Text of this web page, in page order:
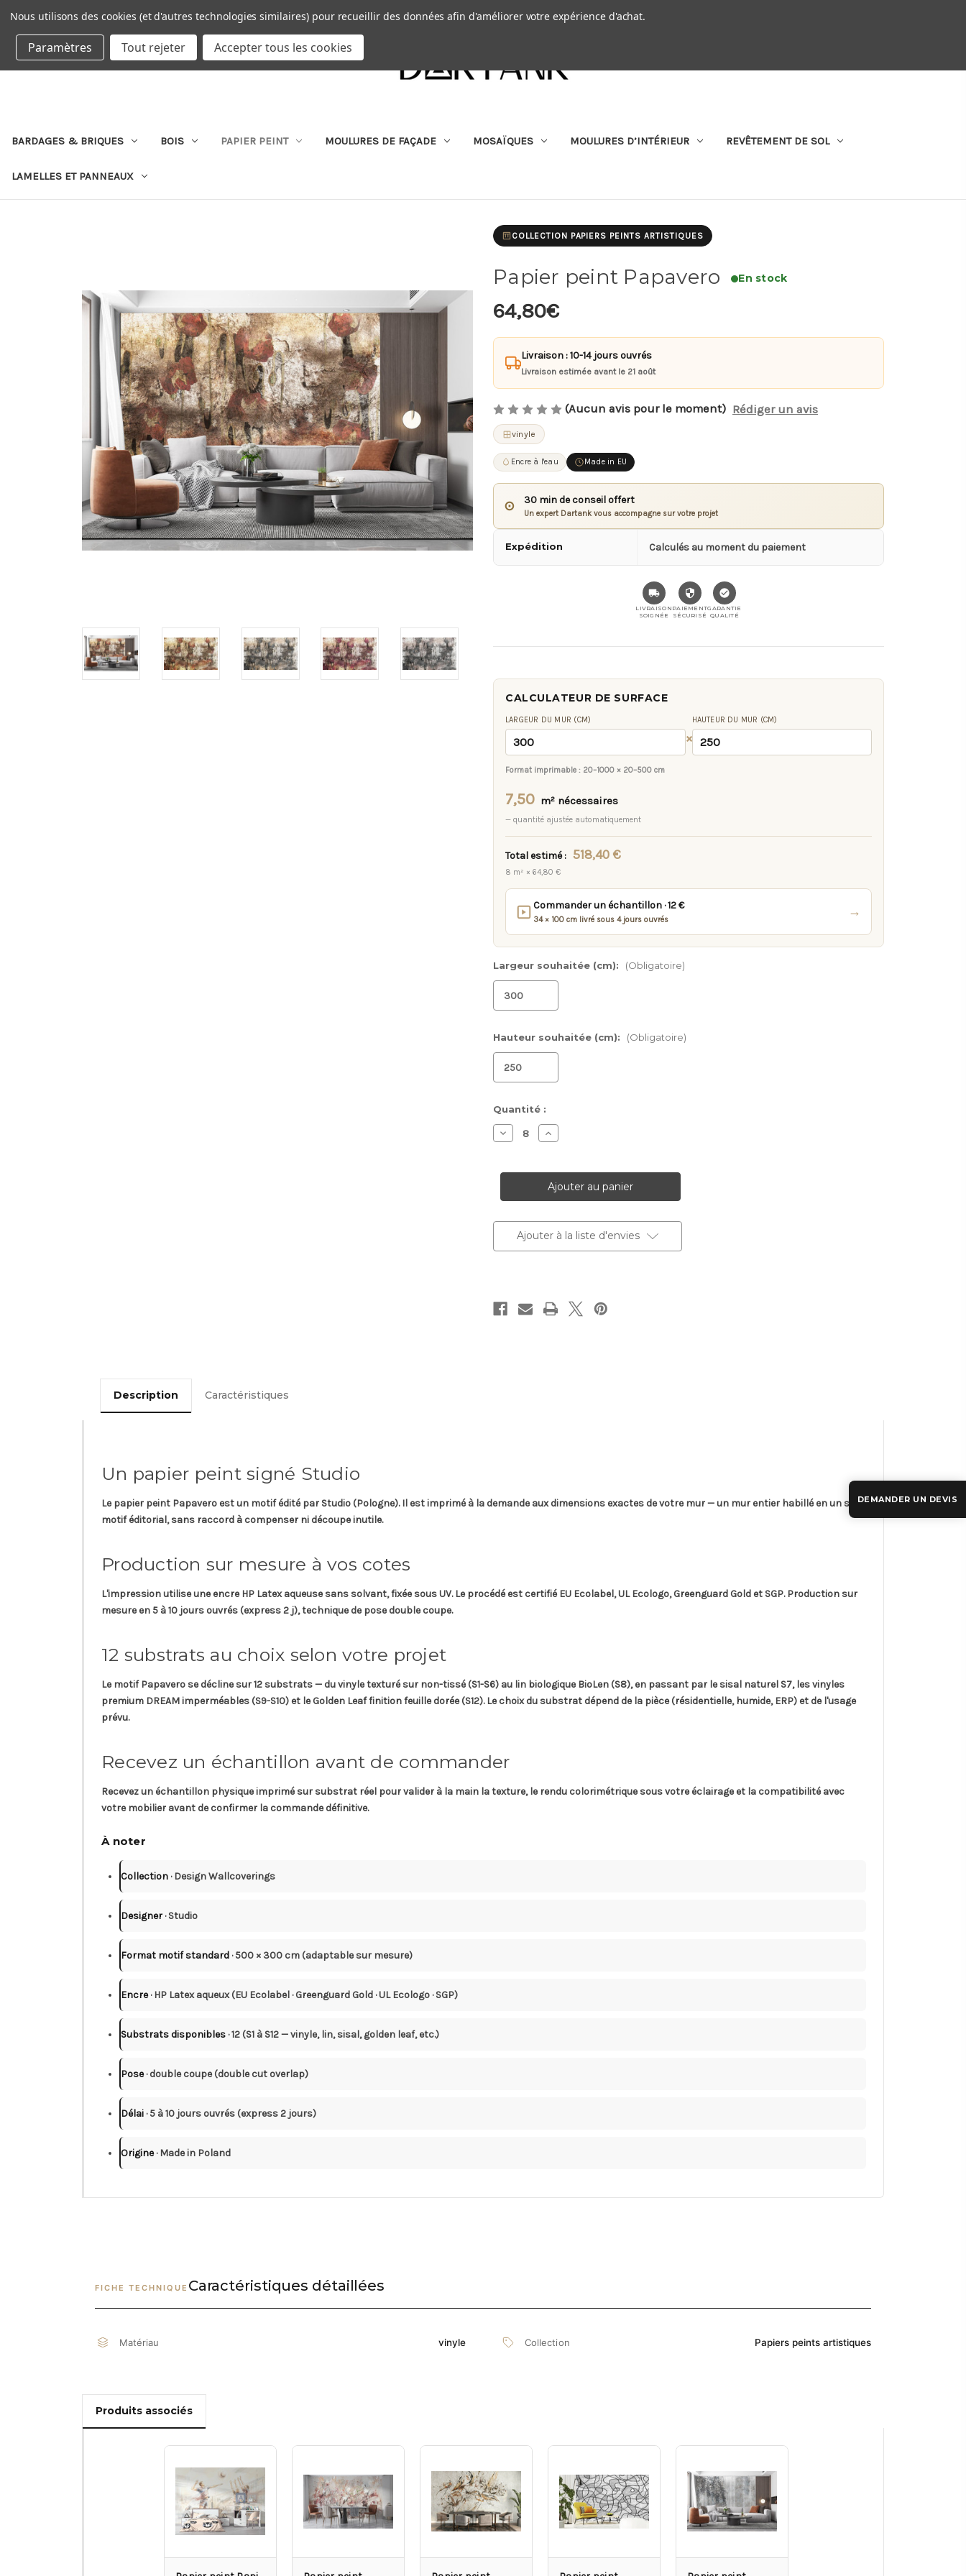
DEVISE : EUR
| RECHERCHER QUI SOMMES-NOUS
BARDAGES & BRIQUES BOIS PAPIER PEINT MOULURES DE FAÇADE MOSAÏQUES MOULURES D’INTÉRIEUR REVÊTEMENT DE SOL
LAMELLES ET PANNEAUX
COLLECTION PAPIERS PEINTS ARTISTIQUES
Papier peint Papavero En stock
64,80€
Livraison : 10-14 jours ouvrés
Livraison estimée avant le 21 août
(Aucun avis pour le moment) Rédiger un avis
vinyle
Encre à l'eau Made in EU
⊙ 30 min de conseil offert
Un expert Dartank vous accompagne sur votre projet
Expédition Calculés au moment du paiement
LIVRAISON
SOIGNÉE
PAIEMENT
SÉCURISÉ
GARANTIE
QUALITÉ
CALCULATEUR DE SURFACE
LARGEUR DU MUR (CM)
×
HAUTEUR DU MUR (CM)
Format imprimable : 20–1000 × 20–500 cm
7,50 m² nécessaires
— quantité ajustée automatiquement
Total estimé : 518,40 €
8 m² × 64,80 €
Commander un échantillon · 12 €
34 × 100 cm livré sous 4 jours ouvrés
→
Largeur souhaitée (cm): (Obligatoire)
Hauteur souhaitée (cm): (Obligatoire)
Stock
actuel :
Quantité :
Diminuer
la
Papier
Augmenter
la
Papier
peint
Papavero
Ajouter à la liste d'envies
Description Caractéristiques
Un papier peint signé Studio
Le papier peint Papavero est un motif édité par Studio (Pologne). Il est imprimé à la demande aux dimensions exactes de votre mur — un mur entier habillé en un seul
motif éditorial, sans raccord à compenser ni découpe inutile.
Production sur mesure à vos cotes
L'impression utilise uneencre HP Latex aqueusesans solvant, fixée sous UV. Le procédé est certifiéEU Ecolabel, UL Ecologo, Greenguard Gold et SGP. Production sur
mesure en 5 à 10 jours ouvrés (express 2 j), technique de posedouble coupe.
12 substrats au choix selon votre projet
Le motif Papavero se décline sur12 substrats— du vinyle texturé sur non-tissé (S1-S6) au lin biologique BioLen (S8), en passant par le sisal naturel S7, les vinyles
premium DREAM imperméables (S9-S10) et le Golden Leaf finition feuille dorée (S12). Le choix du substrat dépend de la pièce (résidentielle, humide, ERP) et de l'usage
prévu.
Recevez un échantillon avant de commander
Recevez un échantillon physiqueimprimé sur substrat réel pour valider à la main la texture, le rendu colorimétrique sous votre éclairage et la compatibilité avec
votre mobilier avant de confirmer la commande définitive.
À noter
Collection · Design Wallcoverings
Designer · Studio
Format motif standard · 500 × 300 cm (adaptable sur mesure)
Encre· HP Latex aqueux (EU Ecolabel · Greenguard Gold · UL Ecologo · SGP)
Substrats disponibles · 12 (S1 à S12 — vinyle, lin, sisal, golden leaf, etc.)
Pose· double coupe (double cut overlap)
Délai · 5 à 10 jours ouvrés (express 2 jours)
Origine· Made in Poland
FICHE TECHNIQUE Caractéristiques détaillées
Matériau vinyle Collection Papiers peints artistiques
Produits associés
Nous utilisons des cookies (et d'autres technologies similaires) pour recueillir des données afin d'améliorer votre expérience d'achat.
Paramètres Tout rejeter Accepter tous les cookies
DEMANDER UN DEVIS